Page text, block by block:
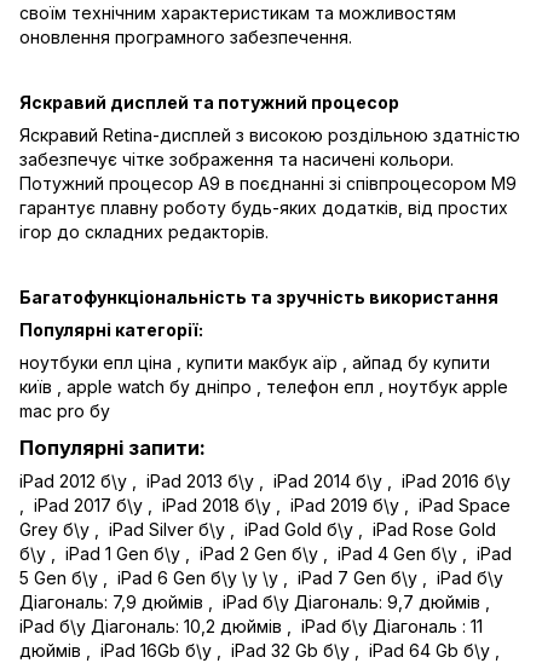
своїм технічним характеристикам та можливостям
оновлення програмного забезпечення.
Яскравий дисплей та потужний процесор
Яскравий Retina-дисплей з високою роздільною здатністю
забезпечує чітке зображення та насичені кольори.
Потужний процесор A9 в поєднанні зі співпроцесором M9
гарантує плавну роботу будь-яких додатків, від простих
ігор до складних редакторів.
Багатофункціональність та зручність використання
Популярні категорії:
ноутбуки епл ціна
купити макбук аїр
айпад бу купити
київ
apple watch бу дніпро телефон епл
ноутбук apple
mac pro бу
Популярні запити:
iPad 2012 б\у , iPad 2013 б\у , iPad 2014 б\у , iPad 2016 б\у
, iPad 2017 б\у , iPad 2018 б\у , iPad 2019 б\у , iPad Space
Grey б\у , iPad Silver б\у , iPad Gold б\у , iPad Rose Gold
б\у , iPad 1 Gen б\у , iPad 2 Gen б\у , iPad 4 Gen б\у , iPad
5 Gen б\у , iPad 6 Gen б\у \у \у , iPad 7 Gen б\у , iPad б\у
Діагональ: 7,9 дюймів , iPad б\у Діагональ: 9,7 дюймів ,
iPad б\у Діагональ: 10,2 дюймів , iPad б\у Діагональ : 11
дюймів , iPad 16Gb б\у , iPad 32 Gb б\у , iPad 64 Gb б\у ,